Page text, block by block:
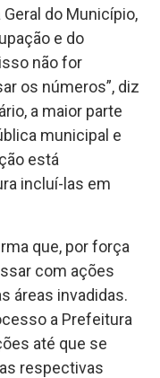
do Município,
e do
não for
os números”, diz
a maior parte
municipal e
está
incluí-las em
que, por força
com ações
áreas invadidas.
a Prefeitura
até que se
respectivas